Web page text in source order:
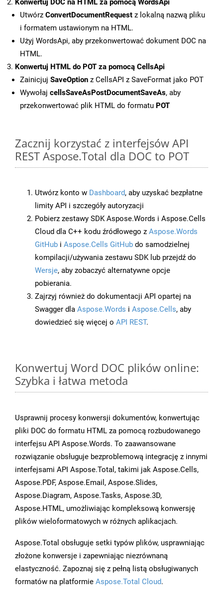
Konwertuj DOC na HTML za pomocą WordsApi
Utwórz ConvertDocumentRequest z lokalną nazwą pliku
i formatem ustawionym na HTML.
Użyj WordsApi, aby przekonwertować dokument DOC na
HTML.
Konwertuj HTML do POT za pomocą CellsApi
Zainicjuj SaveOption z CellsAPI z SaveFormat jako POT
Wywołaj cellsSaveAsPostDocumentSaveAs, aby
przekonwertować plik HTML do formatu POT
Zacznij korzystać z interfejsów API
REST Aspose.Total dla DOC to POT
Utwórz konto w Dashboard, aby uzyskać bezpłatne
limity API i szczegóły autoryzacji
Pobierz zestawy SDK Aspose.Words i Aspose.Cells
Cloud dla C++ kodu źródłowego z Aspose.Words
GitHub i Aspose.Cells GitHub do samodzielnej
kompilacji/używania zestawu SDK lub przejdź do
Wersje, aby zobaczyć alternatywne opcje
pobierania.
Zajrzyj również do dokumentacji API opartej na
Swagger dla Aspose.Words i Aspose.Cells, aby
dowiedzieć się więcej o API REST.
Konwertuj Word DOC plików online:
Szybka i łatwa metoda
Usprawnij procesy konwersji dokumentów, konwertując
pliki DOC do formatu HTML za pomocą rozbudowanego
interfejsu API Aspose.Words. To zaawansowane
rozwiązanie obsługuje bezproblemową integrację z innymi
interfejsami API Aspose.Total, takimi jak Aspose.Cells,
Aspose.PDF, Aspose.Email, Aspose.Slides,
Aspose.Diagram, Aspose.Tasks, Aspose.3D,
Aspose.HTML, umożliwiając kompleksową konwersję
plików wieloformatowych w różnych aplikacjach.
Aspose.Total obsługuje setki typów plików, usprawniając
złożone konwersje i zapewniając niezrównaną
elastyczność. Zapoznaj się z pełną listą obsługiwanych
formatów na platformie Aspose.Total Cloud.